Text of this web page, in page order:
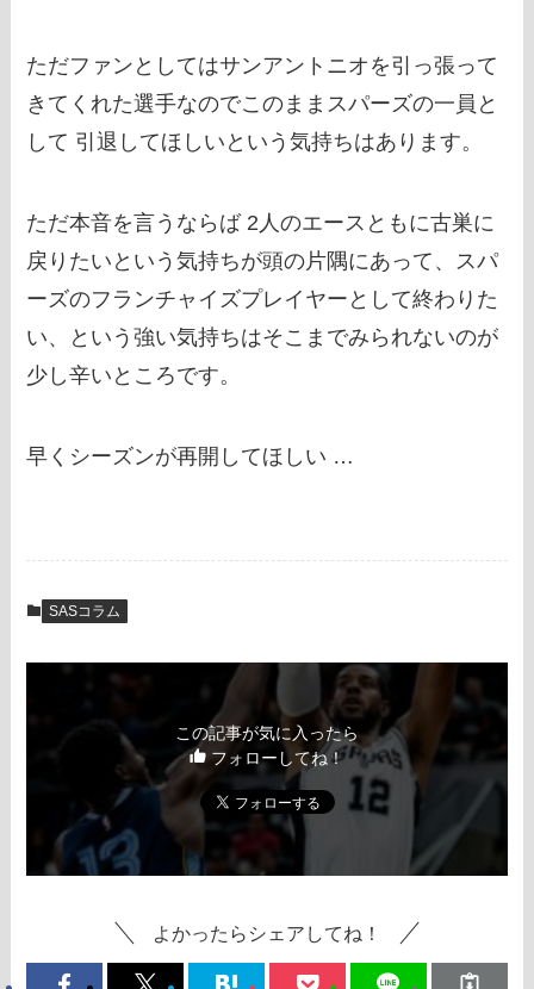
ただファンとしてはサンアントニオを引っ張って
きてくれた選手なのでこのままスパーズの一員と
して 引退してほしいという気持ちはあります。
ただ本音を言うならば 2人のエースともに古巣に
戻りたいという気持ちが頭の片隅にあって、スパ
ーズのフランチャイズプレイヤーとして終わりた
い、という強い気持ちはそこまでみられないのが
少し辛いところです。
早くシーズンが再開してほしい …
SASコラム
この記事が気に入ったら
フォローしてね！
よかったらシェアしてね！